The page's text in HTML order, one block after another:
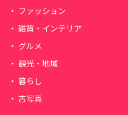
ファッション
雑貨・インテリア
グルメ
観光・地域
暮らし
古写真